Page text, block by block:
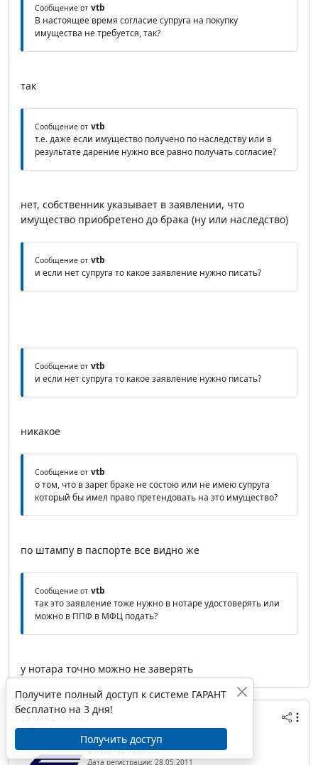
Сообщение от vtb
В настоящее время согласие супруга на покупку
имущества не требуется, так?
так
Сообщение от vtb
т.е. даже если имущество получено по наследству или в
результате дарение нужно все равно получать согласие?
нет, собственник указывает в заявлении, что
имущество приобретено до брака (ну или наследство)
Сообщение от vtb
и если нет супруга то какое заявление нужно писать?
Сообщение от vtb
и если нет супруга то какое заявление нужно писать?
никакое
Сообщение от vtb
о том, что в зарег браке не состою или не имею супруга
который бы имел право претендовать на это имущество?
по штампу в паспорте все видно же
Сообщение от vtb
так это заявление тоже нужно в нотаре удостоверять или
можно в ППФ в МФЦ подать?
у нотара точно можно не заверять
15 мая 2019 10:11
vtb
IP/Host: 94.79.61.---
Дата регистрации: 28.05.2011
Получите полный доступ к системе ГАРАНТ
бесплатно на 3 дня!
Получить доступ